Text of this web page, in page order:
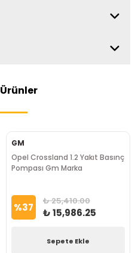
Ürünler
GM
Opel Crossland 1.2 Yakıt Basınç
Pompası Gm Marka
%37 ₺ 25,410.00
₺ 15,986.25
Sepete Ekle